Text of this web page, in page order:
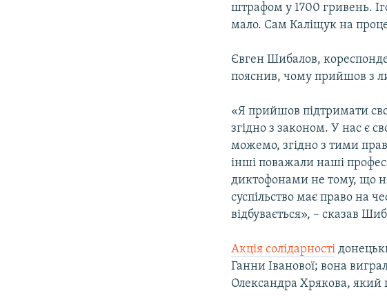
штрафом у 1700 гривень.
мало. Сам Каліщук на
Євген Шибалов,
пояснив, чому прийшов з
«Я прийшов підтримати
згідно з законом. У нас є
можемо, згідно з тими
інші поважали наші
диктофонами не тому, що
суспільство має право на
відбувається», – сказав
Акція солідарності
Ганни Іванової; вона
Олександра Хрякова, який